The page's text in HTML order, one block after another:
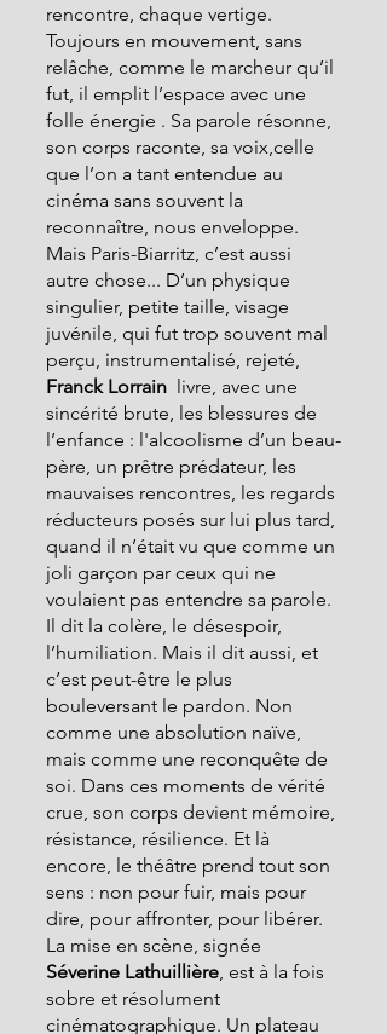
rencontre, chaque vertige.
Toujours en mouvement, sans
relâche, comme le marcheur qu’il
fut, il emplit l’espace avec une
folle énergie . Sa parole résonne,
son corps raconte, sa voix,celle
que l’on a tant entendue au
cinéma sans souvent la
reconnaître, nous enveloppe.
Mais Paris-Biarritz, c’est aussi
autre chose... D’un physique
singulier, petite taille, visage
juvénile, qui fut trop souvent mal
perçu, instrumentalisé, rejeté,
Franck Lorrain livre, avec une
sincérité brute, les blessures de
l’enfance : l'alcoolisme d’un beau-
père, un prêtre prédateur, les
mauvaises rencontres, les regards
réducteurs posés sur lui plus tard,
quand il n’était vu que comme un
joli garçon par ceux qui ne
voulaient pas entendre sa parole.
Il dit la colère, le désespoir,
l’humiliation. Mais il dit aussi, et
c’est peut-être le plus
bouleversant le pardon. Non
comme une absolution naïve,
mais comme une reconquête de
soi. Dans ces moments de vérité
crue, son corps devient mémoire,
résistance, résilience. Et là
encore, le théâtre prend tout son
sens : non pour fuir, mais pour
dire, pour affronter, pour libérer.
La mise en scène, signée
Séverine Lathuillière , est à la fois
sobre et résolument
cinématographique. Un plateau